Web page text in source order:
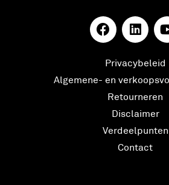
Privacybeleid
Algemene- en
Retourneren
Disclaimer
Verdeelpunten
Contact